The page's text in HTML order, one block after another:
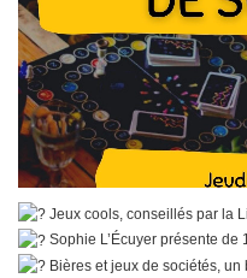
Jeux cools, conseillés par la
Sophie L’Écuyer présente de
Bières et jeux de sociétés, un